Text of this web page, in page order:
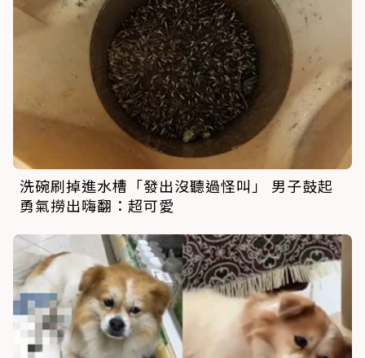
洗碗刷掉進水槽「發出沒聽過怪叫」 男子鼓起
勇氣撈出嗨翻：超可愛